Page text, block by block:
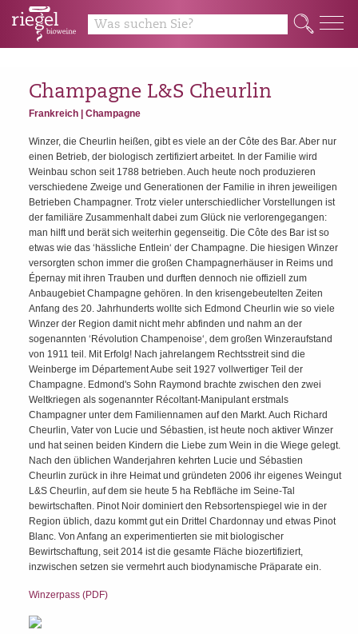
Q
Champagne L&S Cheurlin
Frankreich | Champagne
Winzer, die Cheurlin heißen, gibt es viele an der Côte des Bar. Aber nur
einen Betrieb, der biologisch zertifiziert arbeitet. In der Familie wird
Weinbau schon seit 1788 betrieben. Auch heute noch produzieren
verschiedene Zweige und Generationen der Familie in ihren jeweiligen
Betrieben Champagner. Trotz vieler unterschiedlicher Vorstellungen ist
der familiäre Zusammenhalt dabei zum Glück nie verlorengegangen:
man hilft und berät sich weiterhin gegenseitig. Die Côte des Bar ist so
etwas wie das ‘hässliche Entlein‘ der Champagne. Die hiesigen Winzer
versorgten schon immer die großen Champagnerhäuser in Reims und
Épernay mit ihren Trauben und durften dennoch nie offiziell zum
Anbaugebiet Champagne gehören. In den krisengebeutelten Zeiten
Anfang des 20. Jahrhunderts wollte sich Edmond Cheurlin wie so viele
Winzer der Region damit nicht mehr abfinden und nahm an der
sogenannten ‘Révolution Champenoise‘, dem großen Winzeraufstand
von 1911 teil. Mit Erfolg! Nach jahrelangem Rechtsstreit sind die
Weinberge im Département Aube seit 1927 vollwertiger Teil der
Champagne. Edmond's Sohn Raymond brachte zwischen den zwei
Weltkriegen als sogenannter Récoltant-Manipulant erstmals
Champagner unter dem Familiennamen auf den Markt. Auch Richard
Cheurlin, Vater von Lucie und Sébastien, ist heute noch aktiver Winzer
und hat seinen beiden Kindern die Liebe zum Wein in die Wiege gelegt.
Nach den üblichen Wanderjahren kehrten Lucie und Sébastien
Cheurlin zurück in ihre Heimat und gründeten 2006 ihr eigenes Weingut
L&S Cheurlin, auf dem sie heute 5 ha Rebfläche im Seine-Tal
bewirtschaften. Pinot Noir dominiert den Rebsortenspiegel wie in der
Region üblich, dazu kommt gut ein Drittel Chardonnay und etwas Pinot
Blanc. Von Anfang an experimentierten sie mit biologischer
Bewirtschaftung, seit 2014 ist die gesamte Fläche biozertifiziert,
inzwischen setzen sie vermehrt auch biodynamische Präparate ein.
Winzerpass (PDF)